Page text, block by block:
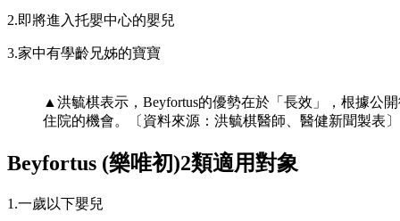
2.即將進入托嬰中心的嬰兒
3.家中有學齡兄姊的寶寶
▲洪毓棋表示，Beyfortus的優勢在於「長效」，根據公
住院的機會。〔資料來源：洪毓棋醫師、醫健新聞製表〕
Beyfortus (樂唯初)2類適用對象
1.一歲以下嬰兒